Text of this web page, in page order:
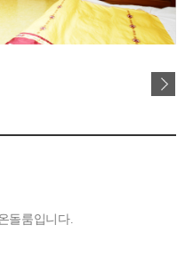
돌룸입니다.